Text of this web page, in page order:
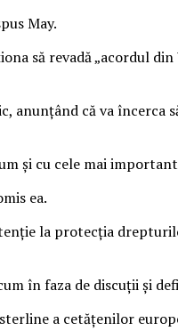
May.
să revadă „acordul
anunțând că va încerca
și cu cele mai
ea.
la protecția
în faza de discuții și
a cetățenilor